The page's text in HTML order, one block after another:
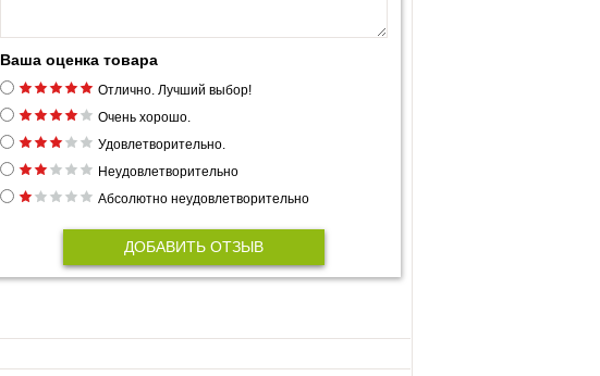
Ваша оценка товара
Отлично. Лучший выбор!
Очень хорошо.
Удовлетворительно.
Неудовлетворительно
Абсолютно неудовлетворительно
ДОБАВИТЬ ОТЗЫВ